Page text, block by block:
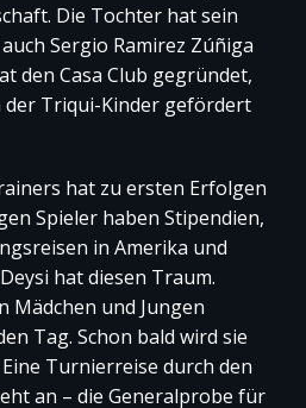
Die Tochter hat sein
Sergio Ramirez Zúñiga
den Casa Club gegründet,
der Triqui-Kinder gefördert
hat zu ersten Erfolgen
Spieler haben Stipendien,
in Amerika und
hat diesen Traum.
Mädchen und Jungen
Tag. Schon bald wird sie
Turnierreise durch den
an – die Generalprobe für